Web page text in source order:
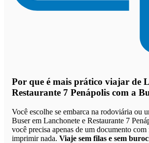
Por que é mais prático viajar de
Restaurante 7 Penápolis com a
Você escolhe se embarca na rodoviária ou
Buser em Lanchonete e Restaurante 7
você precisa apenas de um documento com
imprimir nada. Viaje sem filas e sem